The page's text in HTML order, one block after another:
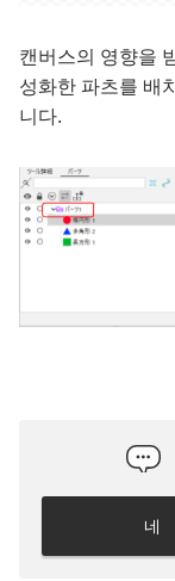
캔버스의 영향을
성화한 파츠를 배
니다.
네